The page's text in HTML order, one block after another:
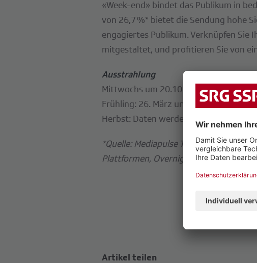
«Week-end» bindet das Publikum in
von 26,7 %* bietet die Sendung hohe
engagiertes Publikum. Verknüpfen Sie
mitgestaltet, und profitieren Sie von
Ausstrahlung
Mittwochs um 20.10 Uhr auf RTS 1
Frühling: 26. März und 2. April 2025
Herbst: Daten werden noch bestätigt.
*Quelle: Mediapulse TV Data (Instar
Plattformen, Overnight +7
Artikel teilen